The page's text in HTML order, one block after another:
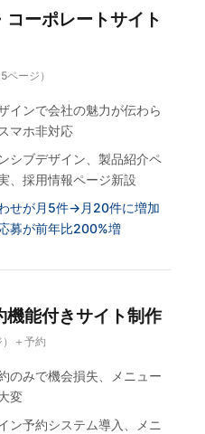
ーポレートサイト
ージ）
インで会社の魅力が伝わら
マホ非対応
シブデザイン、製品紹介ペ
、採用情報ページ新設
せが月5件→月20件に増加
募が前年比200%増
機能付きサイト制作
＋予約
のみで機会損失、メニュー
変
ン予約システム導入、メニ